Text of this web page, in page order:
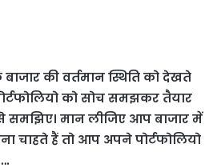
बाजार की वर्तमान स्थिति को देखते
को सोच समझकर तैयार
समझिए। मान लीजिए आप बाजार में
चाहते हैं तो आप अपने पोर्टफोलियो